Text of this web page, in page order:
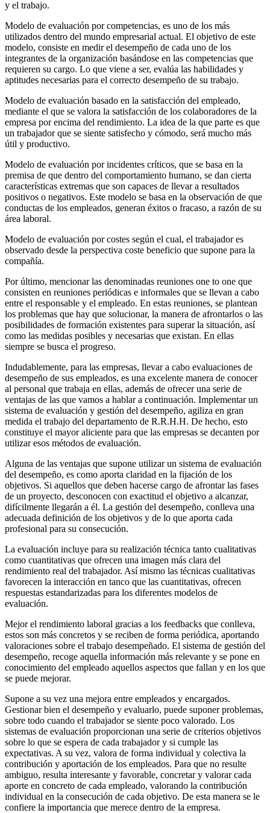
y el trabajo.
Modelo de evaluación por competencias, es uno de los más
utilizados dentro del mundo empresarial actual. El objetivo de este
modelo, consiste en medir el desempeño de cada uno de los
integrantes de la organización basándose en las competencias que
requieren su cargo. Lo que viene a ser, evalúa las habilidades y
aptitudes necesarias para el correcto desempeño de su trabajo.
Modelo de evaluación basado en la satisfacción del empleado,
mediante el que se valora la satisfacción de los colaboradores de la
empresa por encima del rendimiento. La idea de la que parte es que
un trabajador que se siente satisfecho y cómodo, será mucho más
útil y productivo.
Modelo de evaluación por incidentes críticos, que se basa en la
premisa de que dentro del comportamiento humano, se dan cierta
características extremas que son capaces de llevar a resultados
positivos o negativos. Este modelo se basa en la observación de que
conductas de los empleados, generan éxitos o fracaso, a razón de su
área laboral.
Modelo de evaluación por costes según el cual, el trabajador es
observado desde la perspectiva coste beneficio que supone para la
compañía.
Por último, mencionar las denominadas reuniones one to one que
consisten en reuniones periódicas e informales que se llevan a cabo
entre el responsable y el empleado. En estas reuniones, se plantean
los problemas que hay que solucionar, la manera de afrontarlos o las
posibilidades de formación existentes para superar la situación, así
como las medidas posibles y necesarias que existan. En ellas
siempre se busca el progreso.
Indudablemente, para las empresas, llevar a cabo evaluaciones de
desempeño de sus empleados, es una excelente manera de conocer
al personal que trabaja en ellas, además de ofrecer una serie de
ventajas de las que vamos a hablar a continuación. Implementar un
sistema de evaluación y gestión del desempeño, agiliza en gran
medida el trabajo del departamento de R.R.H.H. De hecho, esto
constituye el mayor aliciente para que las empresas se decanten por
utilizar esos métodos de evaluación.
Alguna de las ventajas que supone utilizar un sistema de evaluación
del desempeño, es como aporta claridad en la fijación de los
objetivos. Si aquellos que deben hacerse cargo de afrontar las fases
de un proyecto, desconocen con exactitud el objetivo a alcanzar,
difícilmente llegarán a él. La gestión del desempeño, conlleva una
adecuada definición de los objetivos y de lo que aporta cada
profesional para su consecución.
La evaluación incluye para su realización técnica tanto cualitativas
como cuantitativas que ofrecen una imagen más clara del
rendimiento real del trabajador. Así mismo las técnicas cualitativas
favorecen la interacción en tanco que las cuantitativas, ofrecen
respuestas estandarizadas para los diferentes modelos de
evaluación.
Mejor el rendimiento laboral gracias a los feedbacks que conlleva,
estos son más concretos y se reciben de forma periódica, aportando
valoraciones sobre el trabajo desempeñado. El sistema de gestión del
desempeño, recoge aquella información más relevante y se pone en
conocimiento del empleado aquellos aspectos que fallan y en los que
se puede mejorar.
Supone a su vez una mejora entre empleados y encargados.
Gestionar bien el desempeño y evaluarlo, puede suponer problemas,
sobre todo cuando el trabajador se siente poco valorado. Los
sistemas de evaluación proporcionan una serie de criterios objetivos
sobre lo que se espera de cada trabajador y si cumple las
expectativas. A su vez, valora de forma individual y colectiva la
contribución y aportación de los empleados. Para que no resulte
ambiguo, resulta interesante y favorable, concretar y valorar cada
aporte en concreto de cada empleado, valorando la contribución
individual en la consecución de cada objetivo. De esta manera se le
confiere la importancia que merece dentro de la empresa.